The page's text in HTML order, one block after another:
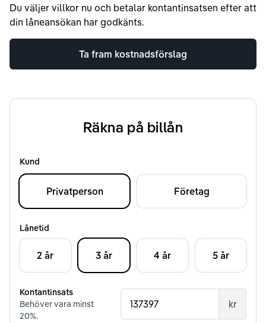
Du väljer villkor nu och betalar kontantinsatsen efter att
din låneansökan har godkänts.
Ta fram kostnadsförslag
Räkna på billån
Kund
Privatperson Företag
Lånetid
2 år 3 år 4 år 5 år
Kontantinsats
Behöver vara minst
20%.
kr